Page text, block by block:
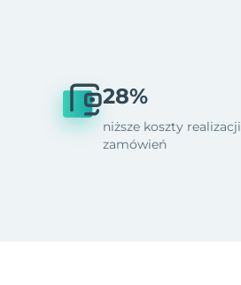
28%
niższe koszty realizacji
zamówień